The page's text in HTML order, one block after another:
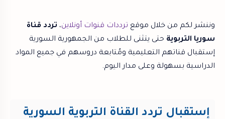
وننشر لكم من خلال موقع ترددات قنوات أونلاين، تردد قناة
سوريا التربوية حتى يتثنى للطلاب من الجمهورية السورية
إستقبال قناتهم التعليمية ومُتابعة دروسهم في جميع المواد
الدراسية بسهولة وعلى مدار اليوم.
إستقبال تردد القناة التربوية السورية